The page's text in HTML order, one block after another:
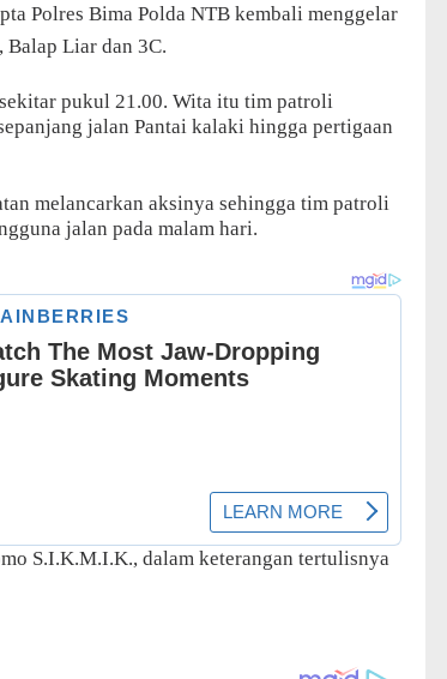
Polres Bima Polda NTB kembali menggelar
Liar dan 3C.
pukul 21.00. Wita itu tim patroli
jalan Pantai kalaki hingga pertigaan
melancarkan aksinya sehingga tim patroli
jalan pada malam hari.
S.I.K.M.I.K., dalam keterangan tertulisnya